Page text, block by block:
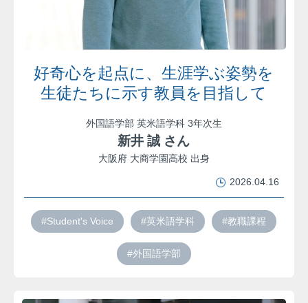
好奇心を起点に、生涯学ぶ姿勢を
生徒たちに示す教員を目指して
外国語学部 英米語学科 3年次生
新井 誠 さん
大阪府 大商学園高校 出身
2026.04.16
#Student's Voice #英米語学科 #教職課程
#外国語学部